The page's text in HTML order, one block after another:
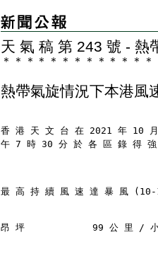
天 氣 稿 第 243 號 - 熱
＊ ＊ ＊ ＊ ＊ ＊ ＊ ＊ ＊ ＊ ＊ ＊ ＊
熱帶氣旋情況下本港風
香 港 天 文 台 在 2021 年 10
午 7 時 30 分 於 各 區 錄 得
最 高 持 續 風 速 達 暴 風
昂 坪            99 公 里 /